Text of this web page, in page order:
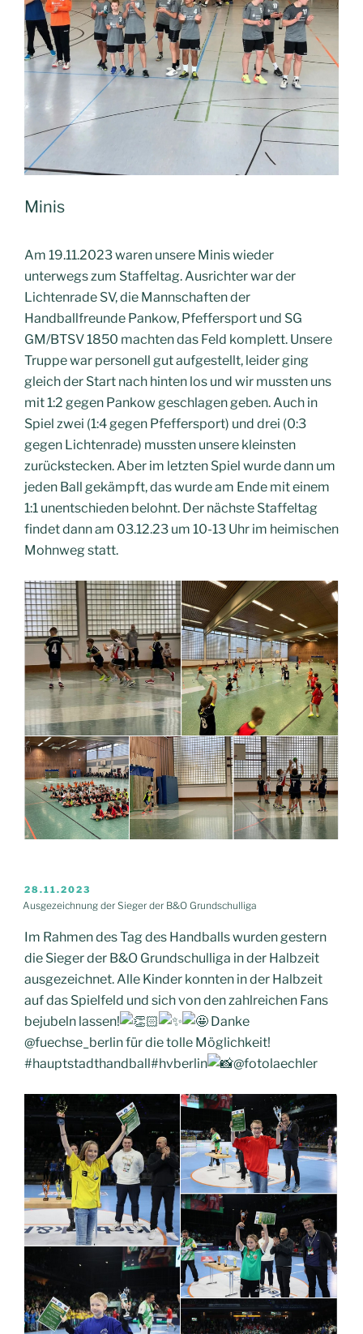
Minis
Am 19.11.2023 waren unsere Minis wieder
unterwegs zum Staffeltag. Ausrichter war der
Lichtenrade SV, die Mannschaften der
Handballfreunde Pankow, Pfeffersport und SG
GM/BTSV 1850 machten das Feld komplett. Unsere
Truppe war personell gut aufgestellt, leider ging
gleich der Start nach hinten los und wir mussten uns
mit 1:2 gegen Pankow geschlagen geben. Auch in
Spiel zwei (1:4 gegen Pfeffersport) und drei (0:3
gegen Lichtenrade) mussten unsere kleinsten
zurückstecken. Aber im letzten Spiel wurde dann um
jeden Ball gekämpft, das wurde am Ende mit einem
1:1 unentschieden belohnt. Der nächste Staffeltag
findet dann am 03.12.23 um 10-13 Uhr im heimischen
Mohnweg statt.
VERÖFFENTLICHT
AM
28.11.2023
Ausgezeichnung der Sieger der B&O Grundschulliga
Im Rahmen des Tag des Handballs wurden gestern
die Sieger der B&O Grundschulliga in der Halbzeit
ausgezeichnet. Alle Kinder konnten in der Halbzeit
auf das Spielfeld und sich von den zahlreichen Fans
bejubeln lassen!
Danke
@fuechse_berlin für die tolle Möglichkeit!
#hauptstadthandball#hvberlin
@fotolaechler